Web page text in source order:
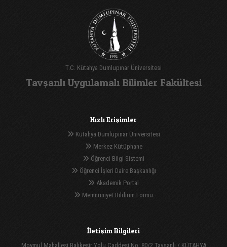
T.C. Kütahya Dumlupınar Üniversitesi
Tavşanlı Uygulamalı Bilimler Fakültesi
Hızlı Erişimler
Kütahya Dumlupınar Üniversitesi
Merkez Kütüphane
Öğrenci Bilgi Sistemi
Öğrenci İşleri Daire Başkanlığı
Akademik Portal
Memnuniyet Bildirim Formu
İletişim Bilgileri
Moymul Mahallesi Balıkesir Yolu Caddesi No: 80/2 Tavşanlı / KÜTAHYA